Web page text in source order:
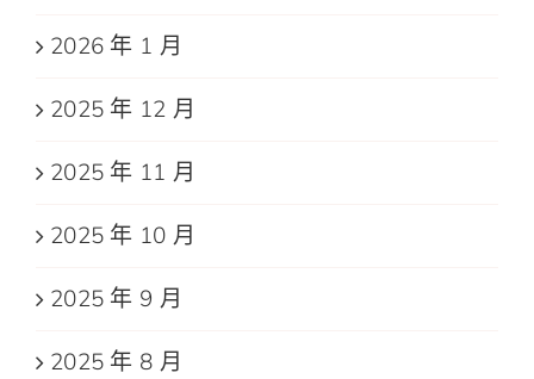
2026 年 1 月
2025 年 12 月
2025 年 11 月
2025 年 10 月
2025 年 9 月
2025 年 8 月